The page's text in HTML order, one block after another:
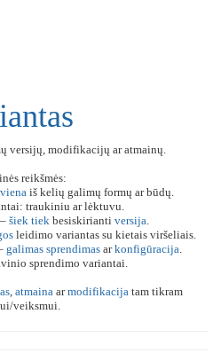
versijų, modifikacijų ar atmainų.
reikšmės:
viena iš kelių galimų formų ar būdų.
traukiniu ar lėktuvu.
– šiek tiek besiskirianti versija.
leidimo variantas su kietais viršeliais.
galimas sprendimas arkonfigūracija.
sprendimo variantai.
, atmaina armodifikacija tam tikram
veiksmui.